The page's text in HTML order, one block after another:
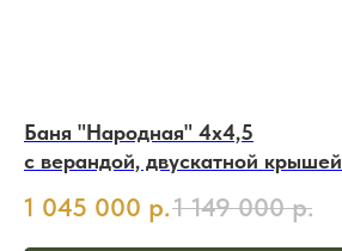
Баня "Народная" 4х4,5
с верандой, двускатной крышей
1 045 000 р.1 149 000 р.